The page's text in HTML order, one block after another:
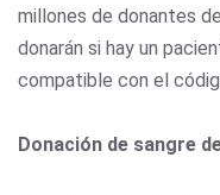
millones de donantes
donarán si hay un
compatible con el
Donación de sangre